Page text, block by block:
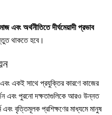
এবং অর্থনীতিতে দীর্ঘমেয়াদী প্রভাব
থাকতে হবে।
একই সাথে প্রযুক্তির কারণে কাজের
এবং পুরনো দক্ষতাগুলিকে আরও উন্নত
এবং বৃত্তিমূলক প্রশিক্ষণের মাধ্যমে মানুষ